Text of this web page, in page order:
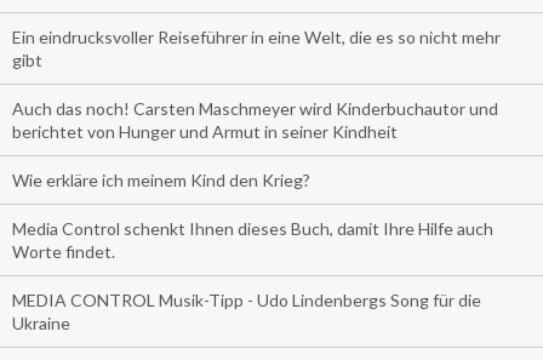
Ein eindrucksvoller Reiseführer in eine Welt, die es so nicht mehr
gibt
Auch das noch! Carsten Maschmeyer wird Kinderbuchautor und
berichtet von Hunger und Armut in seiner Kindheit
Wie erkläre ich meinem Kind den Krieg?
Media Control schenkt Ihnen dieses Buch, damit Ihre Hilfe auch
Worte findet.
MEDIA CONTROL Musik-Tipp - Udo Lindenbergs Song für die
Ukraine